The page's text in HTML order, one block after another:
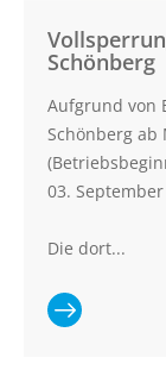
Schönberg
Aufgrund von
Schönberg ab
03.
Die dort...